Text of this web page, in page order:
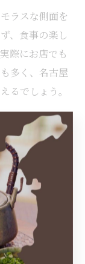
ラスな側面を
、食事の楽し
際にお店でも
多く、名古屋
るでしょう。
疑惑に迫
題
、商標登録に
統的なうなぎ